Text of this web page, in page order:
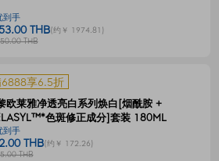
到手
THB(约￥ 1974.81)
THB
享6.5折
欧莱雅净透亮白系列焕白[烟酰胺 +
色斑修正成分]套装 180ML
到手
THB(约￥ 172.26)
THB